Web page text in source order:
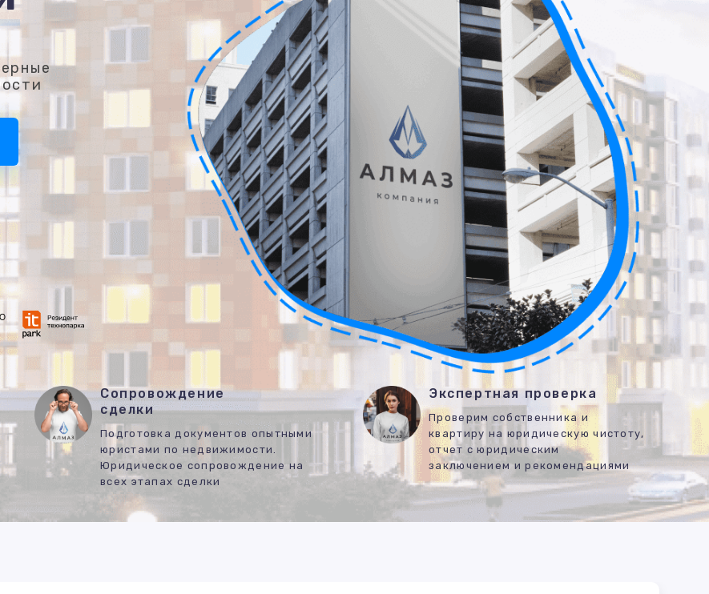
Сопровождение
сделки
Подготовка документов опытными
юристами по недвижимости.
Юридическое сопровождение на
всех этапах сделки
Экспертная проверка
Проверим собственника и
квартиру на юридическую чистоту,
отчет с юридическим
заключением и рекомендациями